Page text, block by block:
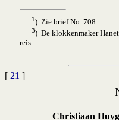
1) Zie brief No. 708.
3) De klokkenmaker
reis.
[ 21 ]
Christiaan